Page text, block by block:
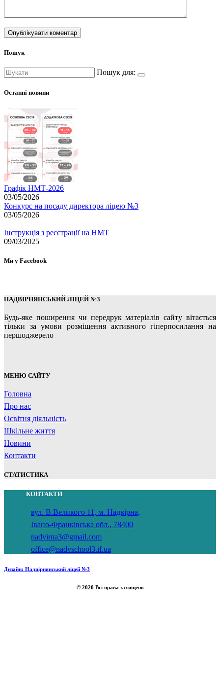
Пошук
Пошук для:
Останні новини
Графік НМТ-2026
03/05/2026
Конкурс на посаду директора ліцею №3
03/05/2026
Інструкція з реєстрації на НМТ
09/03/2025
Ми у Facebook
НАДВІРНЯНСЬКИЙ ЛІЦЕЙ №3
Будь-яке поширення чи передрук матеріалів сайту вітається
тільки за умови розміщення активного гіперпосилання на
першоджерело
МЕНЮ САЙТУ
Головна
Про нас
Освітня діяльність
Шкільне життя
Новини
Контакти
СТАТИСТИКА
КОНТАКТИ
вул. В.Великого 11, м. Надвірна,
Івано-Франківська обл., 78400
nadvirna3@gmail.com
office@nadvschool3.if.ua
Дизайн: Надвірнянський ліцей №3
© 2020 Всі права захищено